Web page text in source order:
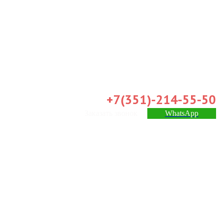
+7(351)-214-55-50
WhatsApp